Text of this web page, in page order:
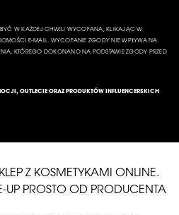
W KAŻDEJ CHWILI WYCOFANA, KLIKAJĄC W
E-MAIL. WYCOFANIE ZGODY NIE WPŁYWA NA
KTÓREGO DOKONANO NA PODSTAWIE ZGODY PRZED
OUTLECIE ORAZ PRODUKTÓW INFLUENCERSKICH
Z KOSMETYKAMI ONLINE.
UP PROSTO OD PRODUCENTA